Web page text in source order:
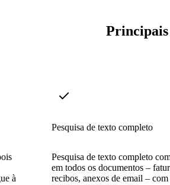
Principais
à
Pesquisa de texto completo
Pesquisa de texto completo
em todos os documentos –
recibos, anexos de email –